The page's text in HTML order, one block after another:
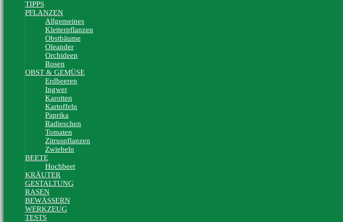
TIPPS
PFLANZEN
Allgemeines
Kletterpflanzen
Obstbäume
Oleander
Orchideen
Rosen
OBST & GEMÜSE
Erdbeeren
Ingwer
Karotten
Kartoffeln
Paprika
Radieschen
Tomaten
Zitruspflanzen
Zwiebeln
BEETE
Hochbeet
KRÄUTER
GESTALTUNG
RASEN
BEWÄSSERN
WERKZEUG
TESTS